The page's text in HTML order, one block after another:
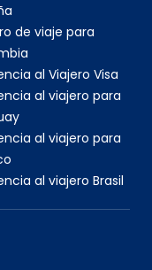
de viaje para
al Viajero Visa
al viajero para
al viajero para
al viajero Brasil